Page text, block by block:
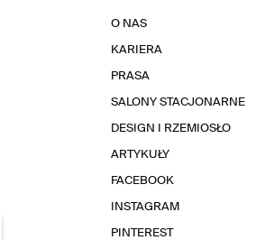
O NAS
KARIERA
PRASA
SALONY STACJONARNE
DESIGN I RZEMIOSŁO
ARTYKUŁY
FACEBOOK
INSTAGRAM
PINTEREST